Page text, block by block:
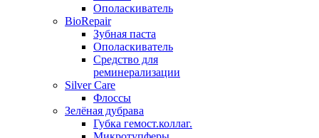
Ополаскиватель
BioRepair
Зубная паста
Ополаскиватель
Средство для
реминерализации
Silver Care
Флоссы
Зелёная дубрава
Губка гемост.коллаг.